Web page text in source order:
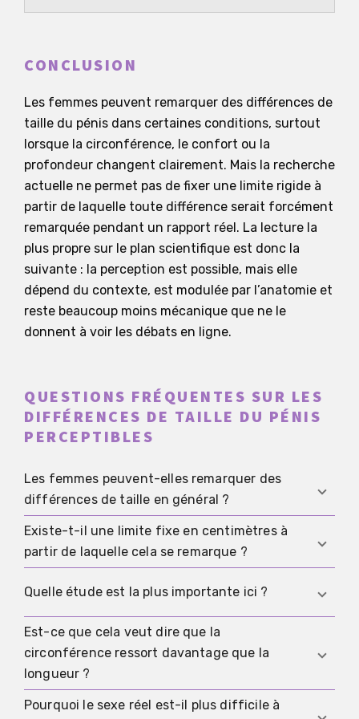
CONCLUSION
Les femmes peuvent remarquer des différences de
taille du pénis dans certaines conditions, surtout
lorsque la circonférence, le confort ou la
profondeur changent clairement. Mais la recherche
actuelle ne permet pas de fixer une limite rigide à
partir de laquelle toute différence serait forcément
remarquée pendant un rapport réel. La lecture la
plus propre sur le plan scientifique est donc la
suivante : la perception est possible, mais elle
dépend du contexte, est modulée par l’anatomie et
reste beaucoup moins mécanique que ne le
donnent à voir les débats en ligne.
QUESTIONS FRÉQUENTES SUR LES
DIFFÉRENCES DE TAILLE DU PÉNIS
PERCEPTIBLES
Les femmes peuvent-elles remarquer des
différences de taille en général ?
Oui. Les données disponibles ne suggèrent pas
que les différences soient toujours invisibles ou
Existe-t-il une limite fixe en centimètres à
partir de laquelle cela se remarque ?
Non. Aucune limite sérieuse de perception pour le
Quelle étude est la plus importante ici ?
La plus pertinente est l’étude de modèles 3D de
2015, dans laquelle les participantes
reconnaissaient assez bien les tailles, surtout la
circonférence.
Est-ce que cela veut dire que la
circonférence ressort davantage que la
longueur ?
Avec prudence, oui, souvent davantage. La
Pourquoi le sexe réel est-il plus difficile à